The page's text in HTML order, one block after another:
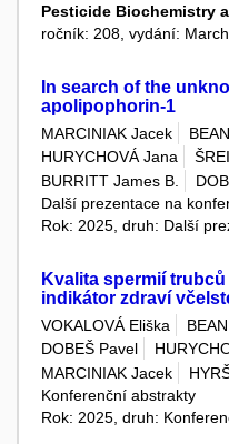
Pesticide Biochemistry
ročník: 208, vydání: March,
In search of the
apolipophorin-1
MARCINIAK Jacek
HURYCHOVÁ Jana
BURRITT James B.
Další prezentace na
Rok: 2025, druh: Další
Kvalita spermií
indikátor zdraví
VOKALOVÁ Eliška
DOBEŠ Pavel
MARCINIAK Jacek
Konferenční abstrakty
Rok: 2025, druh: